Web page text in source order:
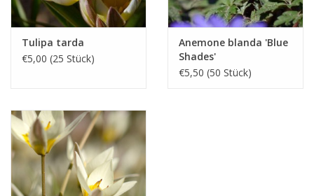
Tulipa tarda
€5,00 (25 Stück)
Anemone blanda 'Blue
Shades'
€5,50 (50 Stück)